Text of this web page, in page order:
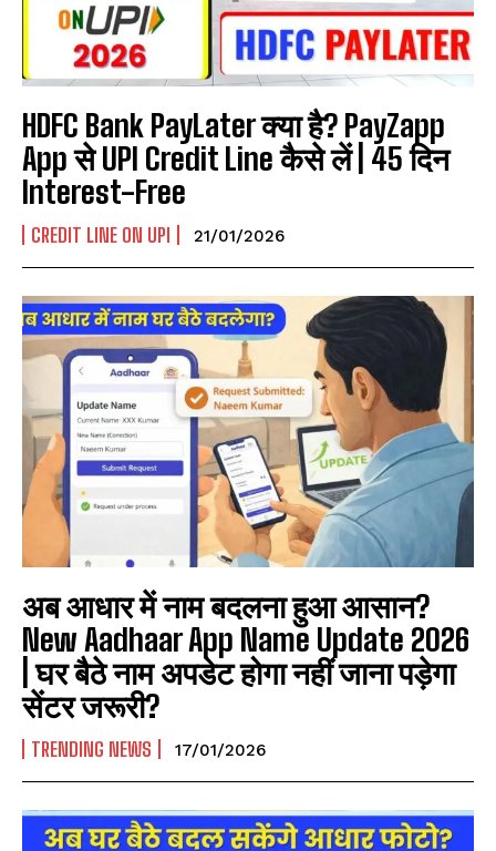
HDFC Bank PayLater क्या है? PayZapp
App से UPI Credit Line कैसे लें | 45 दिन
Interest-Free
CREDIT LINE ON UPI 21/01/2026
अब आधार में नाम बदलना हुआ आसान?
New Aadhaar App Name Update 2026
| घर बैठे नाम अपडेट होगा नहीं जाना पड़ेगा
सेंटर जरूरी?
TRENDING NEWS 17/01/2026